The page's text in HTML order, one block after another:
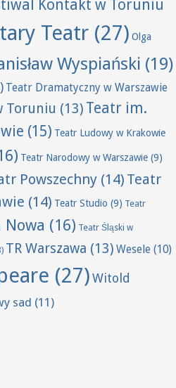
Kontakt w Toruniu
Teatr (27) Olga
Wyspiański (19)
Teatr Dramatyczny w Warszawie
Toruniu (13) Teatr im.
(15) Teatr Ludowy w Krakowie
Teatr Narodowy w Warszawie (9)
Powszechny (14) Teatr
(14) Teatr Studio (9) Teatr
Nowa (16) Teatr Śląski w
TR Warszawa (13) Wesele (10)
(27)Witold
sad (11)